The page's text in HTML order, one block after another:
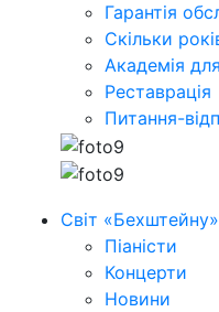
Гарантія
Скільки
Академія
Реставрація
Питання-
Світ «Бехштейну»
Піаністи
Концерти
Новини